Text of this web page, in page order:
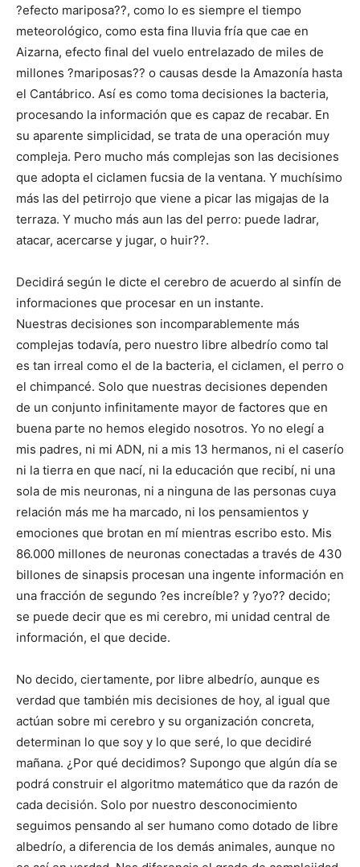
?efecto mariposa??, como lo es siempre el tiempo
meteorológico, como esta fina lluvia fría que cae en
Aizarna, efecto final del vuelo entrelazado de miles de
millones ?mariposas?? o causas desde la Amazonía hasta
el Cantábrico. Así es como toma decisiones la bacteria,
procesando la información que es capaz de recabar. En
su aparente simplicidad, se trata de una operación muy
compleja. Pero mucho más complejas son las decisiones
que adopta el ciclamen fucsia de la ventana. Y muchísimo
más las del petirrojo que viene a picar las migajas de la
terraza. Y mucho más aun las del perro: puede ladrar,
atacar, acercarse y jugar, o huir??.
Decidirá según le dicte el cerebro de acuerdo al sinfín de
informaciones que procesar en un instante.
Nuestras decisiones son incomparablemente más
complejas todavía, pero nuestro libre albedrío como tal
es tan irreal como el de la bacteria, el ciclamen, el perro o
el chimpancé. Solo que nuestras decisiones dependen
de un conjunto infinitamente mayor de factores que en
buena parte no hemos elegido nosotros. Yo no elegí a
mis padres, ni mi ADN, ni a mis 13 hermanos, ni el caserío
ni la tierra en que nací, ni la educación que recibí, ni una
sola de mis neuronas, ni a ninguna de las personas cuya
relación más me ha marcado, ni los pensamientos y
emociones que brotan en mí mientras escribo esto. Mis
86.000 millones de neuronas conectadas a través de 430
billones de sinapsis procesan una ingente información en
una fracción de segundo ?es increíble? y ?yo?? decido;
se puede decir que es mi cerebro, mi unidad central de
información, el que decide.
No decido, ciertamente, por libre albedrío, aunque es
verdad que también mis decisiones de hoy, al igual que
actúan sobre mi cerebro y su organización concreta,
determinan lo que soy y lo que seré, lo que decidiré
mañana. ¿Por qué decidimos? Supongo que algún día se
podrá construir el algoritmo matemático que da razón de
cada decisión. Solo por nuestro desconocimiento
seguimos pensando al ser humano como dotado de libre
albedrío, a diferencia de los demás animales, aunque no